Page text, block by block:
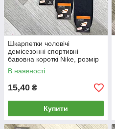
Шкарпетки чоловічі
демісезонні спортивні
бавовна короткі Nike, розмір
41-45, чорні, 05005
В наявності
15,40 ₴
Купити